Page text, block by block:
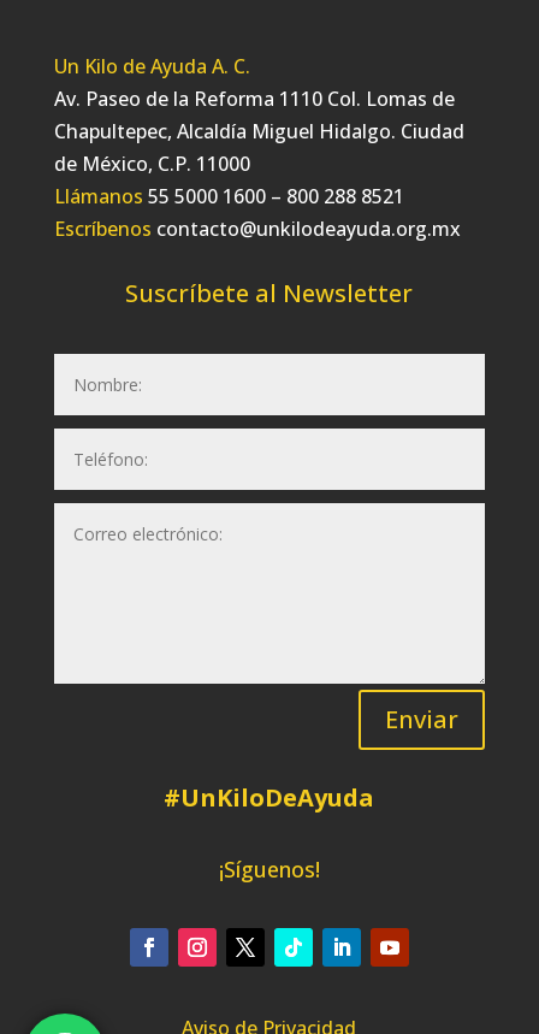
Un Kilo de Ayuda A. C.
Av. Paseo de la Reforma 1110 Col. Lomas de
Chapultepec, Alcaldía Miguel Hidalgo. Ciudad
de México, C.P. 11000
Llámanos 55 5000 1600 – 800 288 8521
Escríbenos contacto@unkilodeayuda.org.mx
Suscríbete al Newsletter
Enviar
#UnKiloDeAyuda
¡Síguenos!
Aviso de Privacidad